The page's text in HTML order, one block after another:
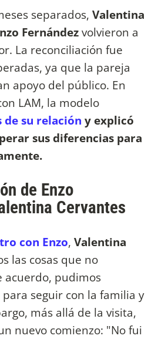
separados, Valentina
Fernándezvolvieron a
La reconciliación fue
ya que la pareja
apoyo del público. En
LAM, la modelo
de su relación y explicó
sus diferencias para
de Enzo
Cervantes
con Enzo, Valentina
las cosas que no
acuerdo, pudimos
seguir con la familia y
más allá de la visita,
nuevo comienzo: "No fui